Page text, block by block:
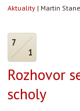
Aktuality | Martin
7
1
Rozhovor
scholy